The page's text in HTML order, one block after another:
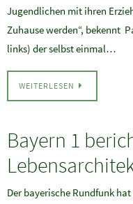
Jugendlichen mit ihren
Zuhause werden“, bekennt
links) der selbst einmal…
WEITERLESEN
Bayern 1
Der bayerische Rundfunk